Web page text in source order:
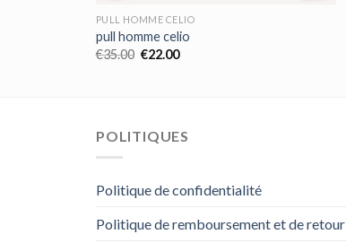
PULL HOMME CELIO
pull homme celio
€35.00 €22.00
POLITIQUES
Politique de confidentialité
Politique de remboursement et de retour